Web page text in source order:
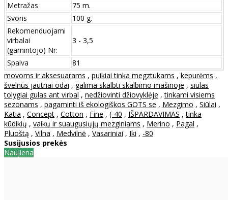
Metražas
75 m.
Svoris
100 g.
Rekomenduojami
virbalai
(gamintojo) Nr:
3 - 3,5
Spalva
81
movoms ir aksesuarams , puikiai tinka megztukams , kepurėms ,
švelnūs jautriai odai , galima skalbti skalbimo mašinoje , siūlas
tolygiai gulas ant virbal , nedžiovinti džiovyklėje ,tinkami visiems
sezonams , pagaminti iš ekologiškos GOTS se , Mezgimo , Siūlai ,
Katia , Concept , Cotton , Fine , (-40 , IŠPARDAVIMAS ,tinka
kūdikių , vaikų ir suaugusiųjų mezginiams , Merino , Pagal ,
Pluoštą , Vilna , Medvilnė , Vasariniai , Iki , -80
Susijusios prekės
Naujiena